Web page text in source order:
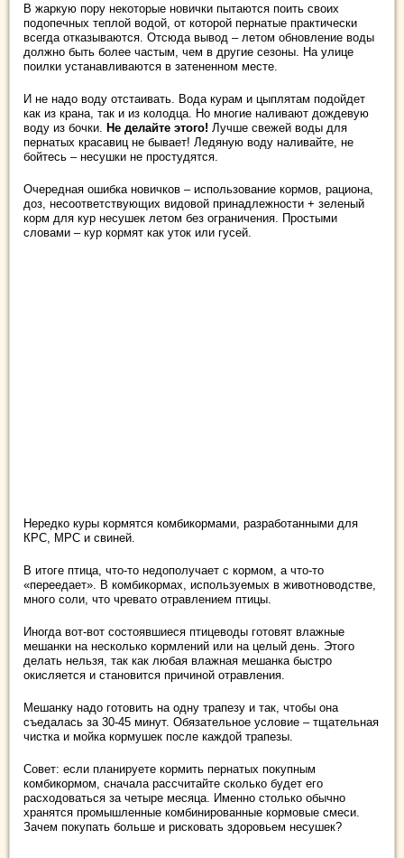
В жаркую пору некоторые новички пытаются поить своих
подопечных теплой водой, от которой пернатые практически
всегда отказываются. Отсюда вывод – летом обновление воды
должно быть более частым, чем в другие сезоны. На улице
поилки устанавливаются в затененном месте.
И не надо воду отстаивать. Вода курам и цыплятам подойдет
как из крана, так и из колодца. Но многие наливают дождевую
воду из бочки. Не делайте этого! Лучше свежей воды для
пернатых красавиц не бывает! Ледяную воду наливайте, не
бойтесь – несушки не простудятся.
Очередная ошибка новичков – использование кормов, рациона,
доз, несоответствующих видовой принадлежности + зеленый
корм для кур несушек летом без ограничения. Простыми
словами – кур кормят как уток или гусей.
Нередко куры кормятся комбикормами, разработанными для
КРС, МРС и свиней.
В итоге птица, что-то недополучает с кормом, а что-то
«переедает». В комбикормах, используемых в животноводстве,
много соли, что чревато отравлением птицы.
Иногда вот-вот состоявшиеся птицеводы готовят влажные
мешанки на несколько кормлений или на целый день. Этого
делать нельзя, так как любая влажная мешанка быстро
окисляется и становится причиной отравления.
Мешанку надо готовить на одну трапезу и так, чтобы она
съедалась за 30-45 минут. Обязательное условие – тщательная
чистка и мойка кормушек после каждой трапезы.
Совет: если планируете кормить пернатых покупным
комбикормом, сначала рассчитайте сколько будет его
расходоваться за четыре месяца. Именно столько обычно
хранятся промышленные комбинированные кормовые смеси.
Зачем покупать больше и рисковать здоровьем несушек?